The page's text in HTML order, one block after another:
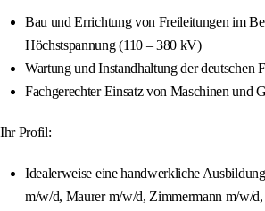
Bau und Errichtung von Freileitungen im
Höchstspannung (110 – 380 kV)
Wartung und Instandhaltung der deutschen
Fachgerechter Einsatz von Maschinen und
Ihr Profil:
Idealerweise eine handwerkliche
m/w/d, Maurer m/w/d, Zimmermann m/w/d,